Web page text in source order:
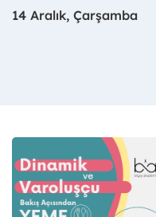
14 Aralık, Çarşamba